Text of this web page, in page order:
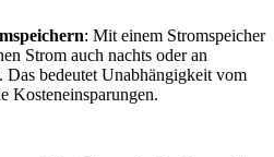
: Mit einem Stromspeicher
Strom auch nachts oder an
bedeutet Unabhängigkeit vom
Kosteneinsparungen.